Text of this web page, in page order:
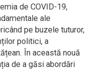
de COVID-19,
ale
pe buzele tuturor,
politici, a
În această nouă
de a găsi abordări